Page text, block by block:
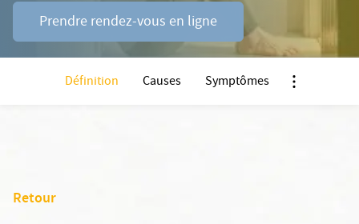
Prendre rendez-vous en ligne
Définition Causes Symptômes
Retour